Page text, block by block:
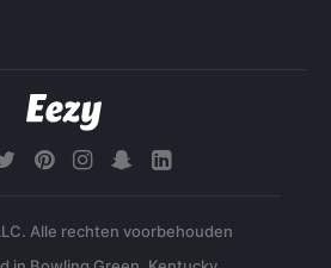
Alle rechten voorbehouden